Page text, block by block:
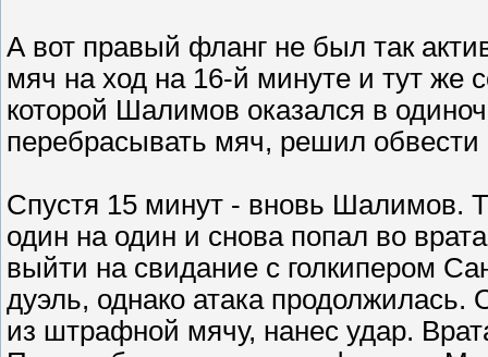
А вот правый фланг не был так
мяч на ход на 16-й минуте и тут же
которой Шалимов оказался в
перебрасывать мяч, решил обвести
Спустя 15 минут - вновь Шалимов.
один на один и снова попал во
выйти на свидание с голкипером
дуэль, однако атака
из штрафной мячу, нанес удар.